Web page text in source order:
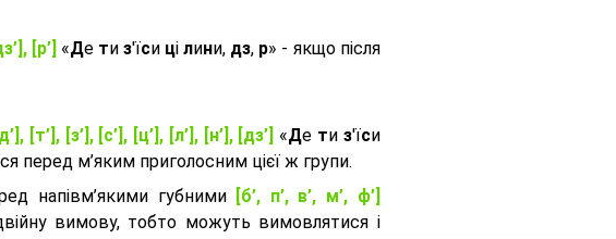
[р’] «Де тиз'їси цілини, дз, р» - якщо після
[д’], [т’], [з’], [с’], [ц’], [л’], [н’], [дз’] «Де ти з'їси
перед м’яким приголосним цієї ж групи.
напівм’якими губними
[б’, п’, в’, м’, ф’]
вимову, тобто можуть вимовлятися і